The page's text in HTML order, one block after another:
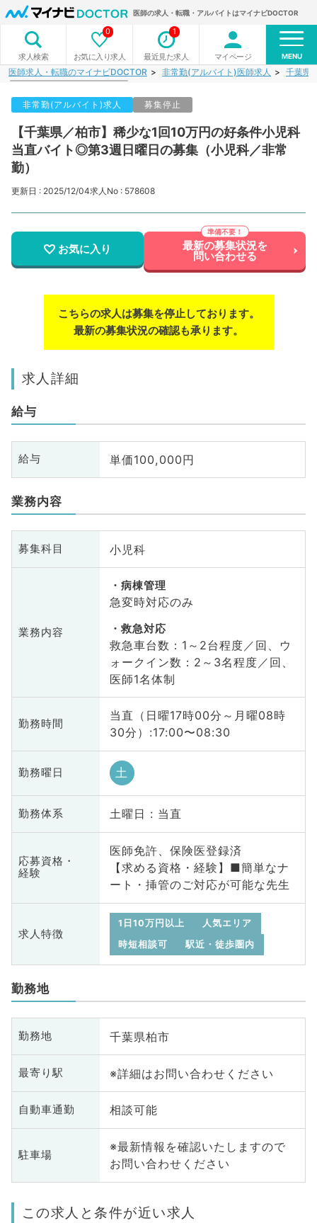
医師の求人・転職・アルバイトはマイナビDOCTOR
求人検索 お気に入り求人
0
最近見た求人
1
マイページ MENU
医師求人・転職のマイナビDOCTOR 非常勤(アルバイト)医師求人 千葉県
非常勤(アルバイト)求人 募集停止
【千葉県／柏市】稀少な1回10万円の好条件小児科
当直バイト◎第3週日曜日の募集（小児科／非常
勤）
更新日 : 2025/12/04求人No : 578608
お気に入り 最新の募集状況を
問い合わせる
こちらの求人は募集を停止しております。
最新の募集状況の確認も承ります。
求人詳細
給与
給与 単価100,000円
業務内容
募集科目 小児科
業務内容
病棟管理
急変時対応のみ
救急対応
救急車台数：1～2台程度／回、ウ
ォークイン数：2～3名程度／回、
医師1名体制
勤務時間
当直（日曜17時00分～月曜08時
30分）:17:00〜08:30
勤務曜日 土
勤務体系 土曜日 : 当直
応募資格・
経験
医師免許、保険医登録済
【求める資格・経験】■簡単なナ
ート・挿管のご対応が可能な先生
求人特徴
1日10万円以上
人気エリア
時短相談可
駅近・徒歩圏内
勤務地
勤務地 千葉県柏市
最寄り駅 ※詳細はお問い合わせください
自動車通勤 相談可能
駐車場
※最新情報を確認いたしますので
お問い合わせください
この求人と条件が近い求人